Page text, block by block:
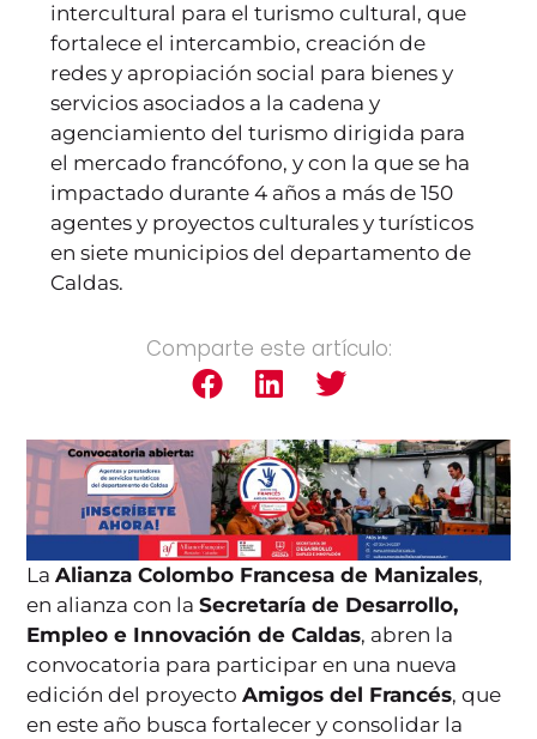
intercultural para el turismo cultural, que
fortalece el intercambio, creación de
redes y apropiación social para bienes y
servicios asociados a la cadena y
agenciamiento del turismo dirigida para
el mercado francófono, y con la que se ha
impactado durante 4 años a más de 150
agentes y proyectos culturales y turísticos
en siete municipios del departamento de
Caldas.
Comparte este artículo:
LaAlianza Colombo Francesa de Manizales,
en alianza con laSecretaría de Desarrollo,
Empleo e Innovación de Caldas, abren la
convocatoria para participar en una nueva
edición del proyectoAmigos del Francés, que
en este año busca fortalecer y consolidar la